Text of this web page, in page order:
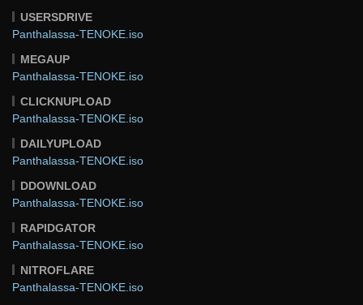
USERSDRIVE
Panthalassa-TENOKE.iso
MEGAUP
Panthalassa-TENOKE.iso
CLICKNUPLOAD
Panthalassa-TENOKE.iso
DAILYUPLOAD
Panthalassa-TENOKE.iso
DDOWNLOAD
Panthalassa-TENOKE.iso
RAPIDGATOR
Panthalassa-TENOKE.iso
NITROFLARE
Panthalassa-TENOKE.iso